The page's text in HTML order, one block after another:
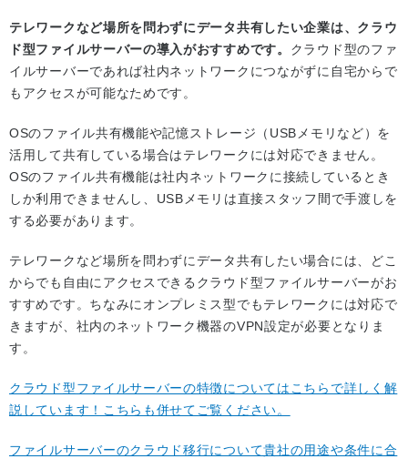
テレワークなど場所を問わずにデータ共有したい企業は、クラウ
ド型ファイルサーバーの導入がおすすめです。 クラウド型のファ
イルサーバーであれば社内ネットワークにつながずに自宅からで
もアクセスが可能なためです。
OSのファイル共有機能や記憶ストレージ（USBメモリなど）を
活用して共有している場合はテレワークには対応できません。
OSのファイル共有機能は社内ネットワークに接続しているとき
しか利用できませんし、USBメモリは直接スタッフ間で手渡しを
する必要があります。
テレワークなど場所を問わずにデータ共有したい場合には、どこ
からでも自由にアクセスできるクラウド型ファイルサーバーがお
すすめです。ちなみにオンプレミス型でもテレワークには対応で
きますが、社内のネットワーク機器のVPN設定が必要となりま
す。
クラウド型ファイルサーバーの特徴についてはこちらで詳しく解
説しています！こちらも併せてご覧ください。
ファイルサーバーのクラウド移行について貴社の用途や条件に合